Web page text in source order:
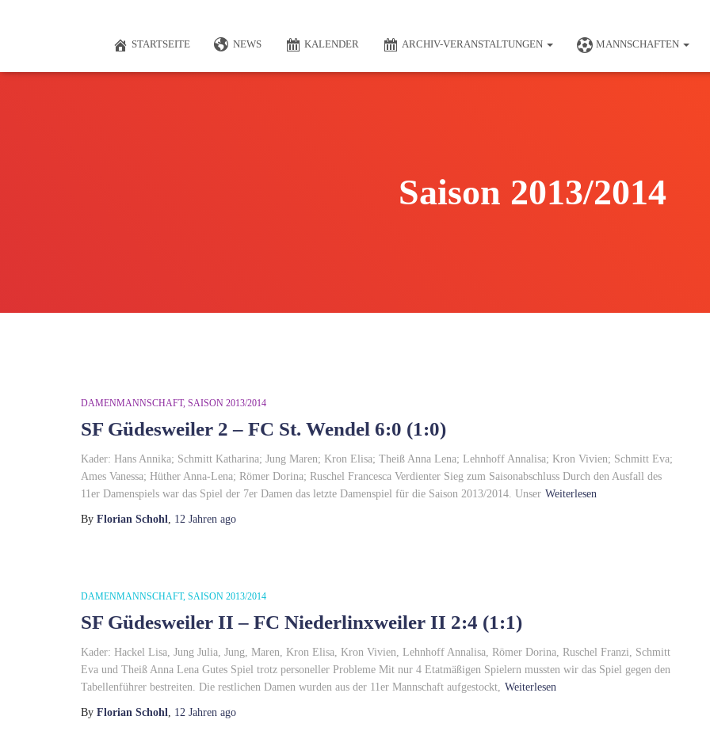
STARTSEITE NEWS KALENDER ARCHIV-VERANSTALTUNGEN MANNSCHAFTEN
Saison 2013/2014
DAMENMANNSCHAFT SAISON 2013/2014
SF Güdesweiler 2 – FC St. Wendel 6:0 (1:0)
Kader: Hans Annika; Schmitt Katharina; Jung Maren; Kron Elisa; Theiß Anna Lena; Lehnhoff Annalisa; Kron Vivien; Schmitt Eva;
Ames Vanessa; Hüther Anna-Lena; Römer Dorina; Ruschel Francesca Verdienter Sieg zum Saisonabschluss Durch den Ausfall des
11er Damenspiels war das Spiel der 7er Damen das letzte Damenspiel für die Saison 2013/2014. Unser Weiterlesen
By Florian Schohl, 12 Jahren ago
DAMENMANNSCHAFT SAISON 2013/2014
SF Güdesweiler II – FC Niederlinxweiler II 2:4 (1:1)
Kader: Hackel Lisa, Jung Julia, Jung, Maren, Kron Elisa, Kron Vivien, Lehnhoff Annalisa, Römer Dorina, Ruschel Franzi, Schmitt
Eva und Theiß Anna Lena Gutes Spiel trotz personeller Probleme Mit nur 4 Etatmäßigen Spielern mussten wir das Spiel gegen den
Tabellenführer bestreiten. Die restlichen Damen wurden aus der 11er Mannschaft aufgestockt, Weiterlesen
By Florian Schohl, 12 Jahren ago